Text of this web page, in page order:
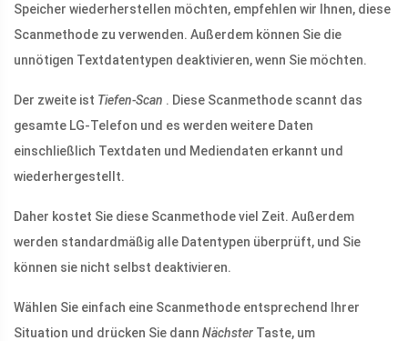
Speicher wiederherstellen möchten, empfehlen wir Ihnen, diese
Scanmethode zu verwenden. Außerdem können Sie die
unnötigen Textdatentypen deaktivieren, wenn Sie möchten.
Der zweite ist Tiefen-Scan . Diese Scanmethode scannt das
gesamte LG-Telefon und es werden weitere Daten
einschließlich Textdaten und Mediendaten erkannt und
wiederhergestellt.
Daher kostet Sie diese Scanmethode viel Zeit. Außerdem
werden standardmäßig alle Datentypen überprüft, und Sie
können sie nicht selbst deaktivieren.
Wählen Sie einfach eine Scanmethode entsprechend Ihrer
Situation und drücken Sie dann Nächster Taste, um